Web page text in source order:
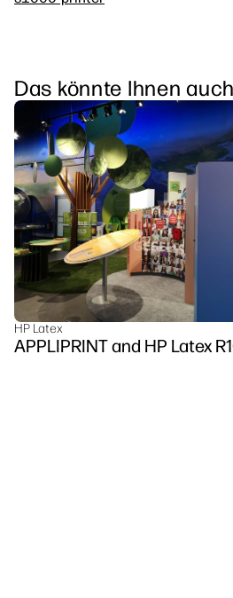
Das könnte Ihnen
HP Latex
APPLIPRINT and HP Latex